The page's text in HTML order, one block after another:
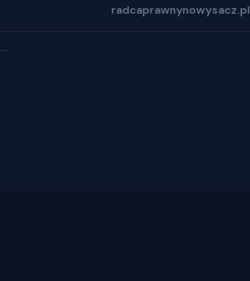
radcaprawnynowysacz.pl